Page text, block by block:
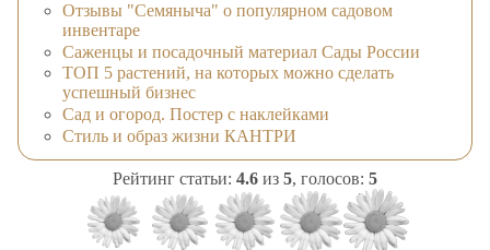
Отзывы "Семяныча" о популярном садовом
инвентаре
Саженцы и посадочный материал Сады России
ТОП 5 растений, на которых можно сделать
успешный бизнес
Сад и огород. Постер с наклейками
Стиль и образ жизни КАНТРИ
Рейтинг статьи: 4.6 из 5, голосов: 5